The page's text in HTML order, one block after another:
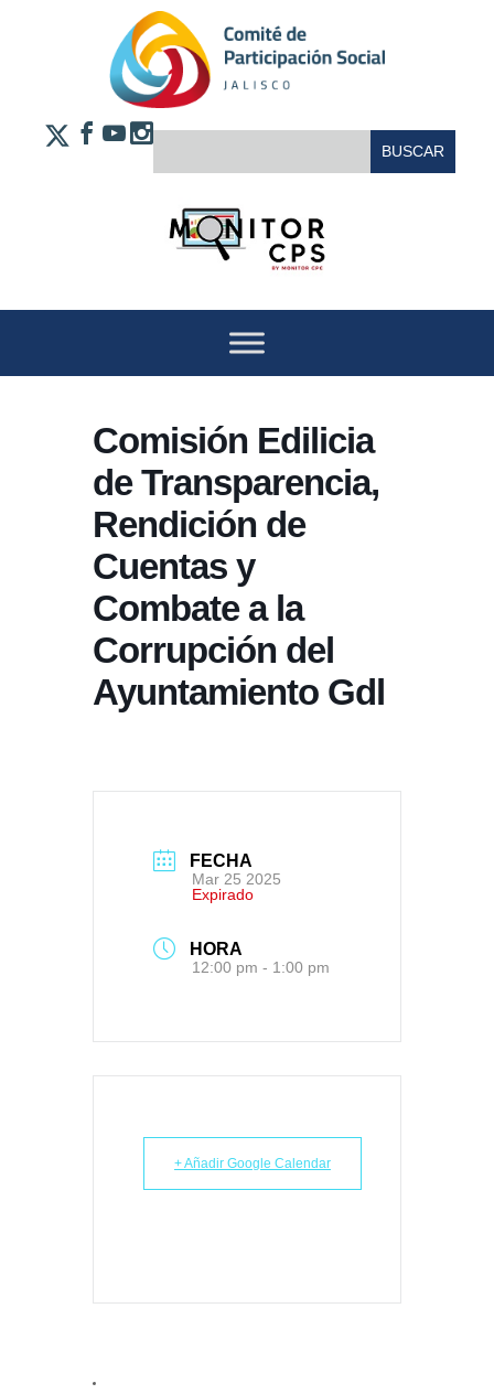
Comisión Edilicia
de Transparencia,
Rendición de
Cuentas y
Combate a la
Corrupción del
Ayuntamiento Gdl
FECHA
Mar 25 2025
Expirado
HORA
12:00 pm - 1:00 pm
+ Añadir Google Calendar